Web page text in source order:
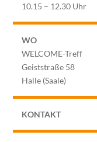
10.15 – 12.30 Uhr
WO
WELCOME-Treff
Geiststraße 58
Halle (Saale)
KONTAKT